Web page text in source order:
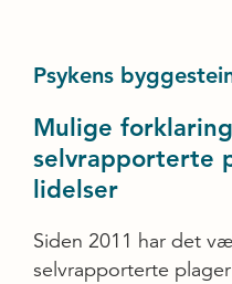
Psykens
Mulige
selvrapporterte
lidelser
Siden 2011 har det
selvrapporterte